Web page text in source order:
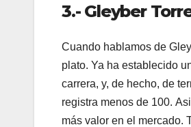
3.- Gleyber
Cuando hablamos de
plato. Ya ha establecido
carrera, y, de hecho, de
registra menos de 100.
más valor en el mercado.